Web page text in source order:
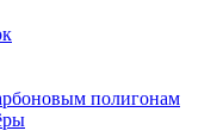
полигонам